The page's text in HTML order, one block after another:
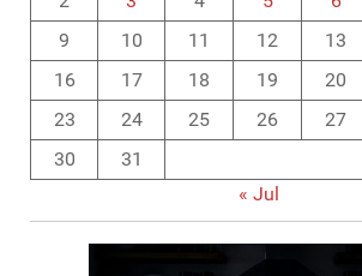
9
10 11 12 13
16
17 18 19 20
23
24 25 26 27
30
31
« Jul